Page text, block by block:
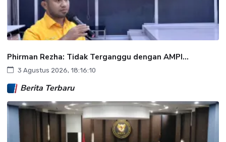
Phirman Rezha: Tidak Terganggu dengan AMPI...
3 Agustus 2026, 18:16:10
Berita Terbaru